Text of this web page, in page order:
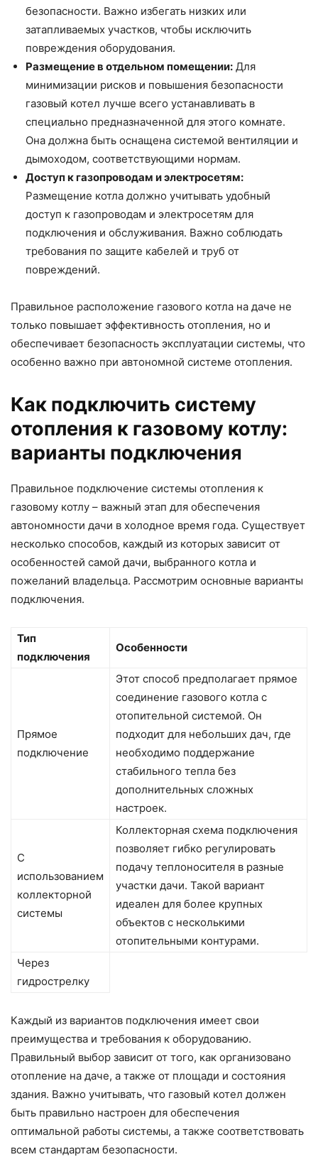
безопасности. Важно избегать низких или
затапливаемых участков, чтобы исключить
повреждения оборудования.
Размещение в отдельном помещении: Для
минимизации рисков и повышения безопасности
газовый котел лучше всего устанавливать в
специально предназначенной для этого комнате.
Она должна быть оснащена системой вентиляции и
дымоходом, соответствующими нормам.
Доступ к газопроводам и электросетям:
Размещение котла должно учитывать удобный
доступ к газопроводам и электросетям для
подключения и обслуживания. Важно соблюдать
требования по защите кабелей и труб от
повреждений.
Правильное расположение газового котла на даче не
только повышает эффективность отопления, но и
обеспечивает безопасность эксплуатации системы, что
особенно важно при автономной системе отопления.
Как подключить систему
отопления к газовому котлу:
варианты подключения
Правильное подключение системы отопления к
газовому котлу – важный этап для обеспечения
автономности дачи в холодное время года. Существует
несколько способов, каждый из которых зависит от
особенностей самой дачи, выбранного котла и
пожеланий владельца. Рассмотрим основные варианты
подключения.
Тип
подключения
Особенности
Прямое
подключение
Этот способ предполагает прямое
соединение газового котла с
отопительной системой. Он
подходит для небольших дач, где
необходимо поддержание
стабильного тепла без
дополнительных сложных
настроек.
С
использованием
коллекторной
системы
Коллекторная схема подключения
позволяет гибко регулировать
подачу теплоносителя в разные
участки дачи. Такой вариант
идеален для более крупных
объектов с несколькими
отопительными контурами.
Через
гидрострелку
Каждый из вариантов подключения имеет свои
преимущества и требования к оборудованию.
Правильный выбор зависит от того, как организовано
отопление на даче, а также от площади и состояния
здания. Важно учитывать, что газовый котел должен
быть правильно настроен для обеспечения
оптимальной работы системы, а также соответствовать
всем стандартам безопасности.